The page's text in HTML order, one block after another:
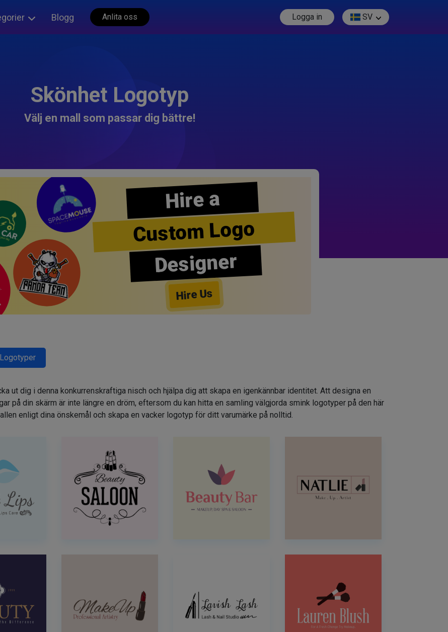
Blogg Anlita oss Logga in SV
Skönhet Logotyp
Välj en mall som passar dig bättre!
Hire a
Custom Logo
Designer
Hire Us
ut dig i denna konkurrenskraftiga nisch och hjälpa dig att skapa en igenkännbar identitet. Att designa en
på din skärm är inte längre en dröm, eftersom du kan hitta en samling välgjorda smink logotyper på den här
enligt dina önskemål och skapa en vacker logotyp för ditt varumärke på nolltid.